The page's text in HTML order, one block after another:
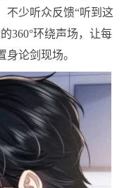
不少听众反馈“听到这
360°环绕声场，让每
论剑现场。